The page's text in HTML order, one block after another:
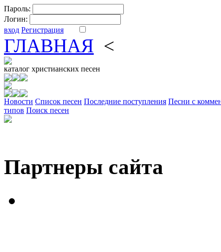
Пароль:
Логин:
вход Регистрация
ГЛАВНАЯ <
каталог христианских песен
Новости Cписок песен Последние поступления Песни с
типов Поиск песен
Партнеры сайта